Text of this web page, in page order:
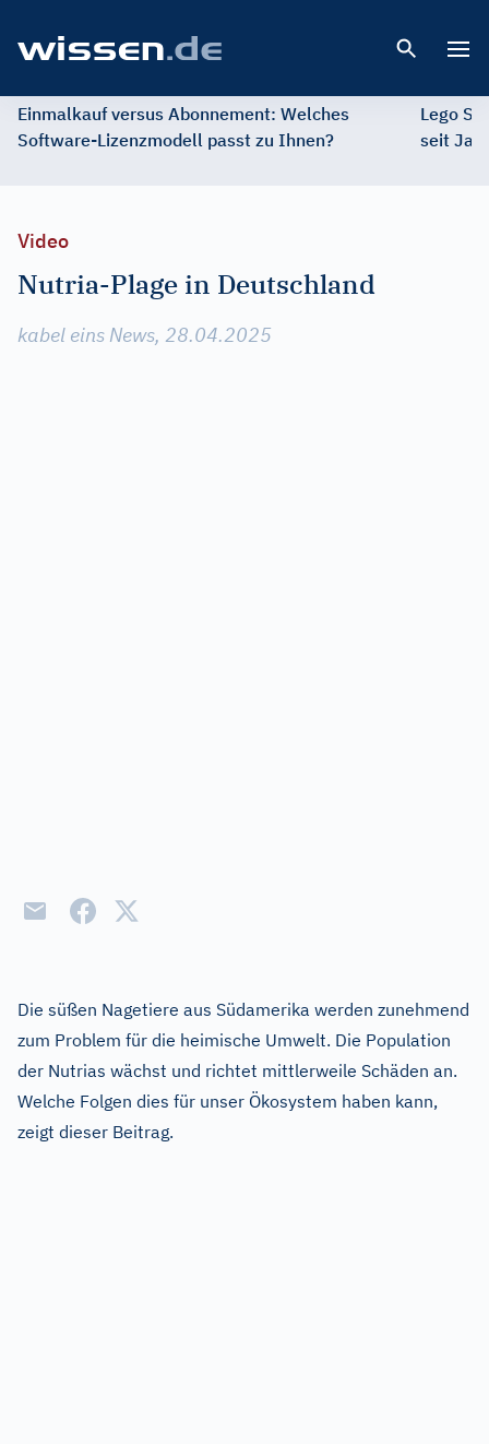
Einmalkauf versus Abonnement: Welches
Software-Lizenzmodell passt zu Ihnen?
Lego
seit
Video
Nutria-Plage in Deutschland
kabel eins News, 28.04.2025
Die süßen Nagetiere aus Südamerika werden zunehmend
zum Problem für die heimische Umwelt. Die Population
der Nutrias wächst und richtet mittlerweile Schäden an.
Welche Folgen dies für unser Ökosystem haben kann,
zeigt dieser Beitrag.